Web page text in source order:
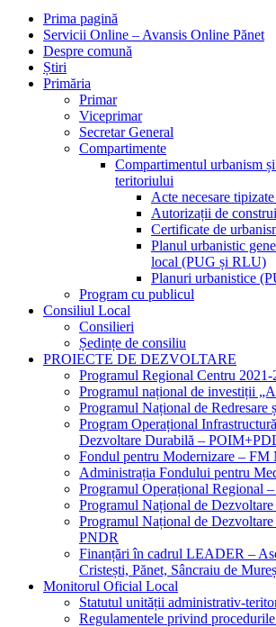
Prima pagină
Servicii Online – Avansis Online Pănet
Despre comună
Știri
Primăria
Primar
Viceprimar
Secretar General
Compartimente
Compartimentul urbanism
teritoriului
Acte necesare
Autorizații de
Certificate de
Planul urbanistic
local (PUG și RLU)
Planuri urbanistice
Program cu publicul
Consiliul Local
Consilieri
Ședințe de consiliu
PROIECTE DE DEZVOLTARE
Programul Regional Centru
Programul național de investiții
Programul Național de Redresare
Program Operațional
Dezvoltare Durabilă –
Fondul pentru Modernizare – FM
Administrația Fondului pentru
Programul Operațional Regional
Programul Național de
Programul Național de
PNDR
Finanțări în cadrul LEADER –
Cristești, Pănet, Sâncraiu de
Monitorul Oficial Local
Statutul unității administrativ-
Regulamentele privind